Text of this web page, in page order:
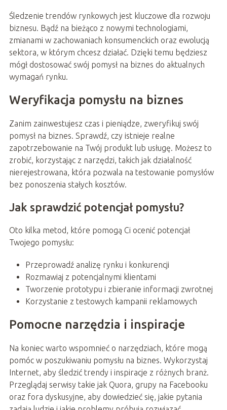
Śledzenie trendów rynkowych jest kluczowe dla rozwoju
biznesu. Bądź na bieżąco z nowymi technologiami,
zmianami w zachowaniach konsumenckich oraz ewolucją
sektora, w którym chcesz działać. Dzięki temu będziesz
mógł dostosować swój pomysł na biznes do aktualnych
wymagań rynku.
Weryfikacja pomysłu na biznes
Zanim zainwestujesz czas i pieniądze, zweryfikuj swój
pomysł na biznes. Sprawdź, czy istnieje realne
zapotrzebowanie na Twój produkt lub usługę. Możesz to
zrobić, korzystając z narzędzi, takich jak działalność
nierejestrowana, która pozwala na testowanie pomysłów
bez ponoszenia stałych kosztów.
Jak sprawdzić potencjał pomysłu?
Oto kilka metod, które pomogą Ci ocenić potencjał
Twojego pomysłu:
Przeprowadź analizę rynku i konkurencji
Rozmawiaj z potencjalnymi klientami
Tworzenie prototypu i zbieranie informacji zwrotnej
Korzystanie z testowych kampanii reklamowych
Pomocne narzędzia i inspiracje
Na koniec warto wspomnieć o narzędziach, które mogą
pomóc w poszukiwaniu pomysłu na biznes. Wykorzystaj
Internet, aby śledzić trendy i inspiracje z różnych branż.
Przeglądaj serwisy takie jak Quora, grupy na Facebooku
oraz fora dyskusyjne, aby dowiedzieć się, jakie pytania